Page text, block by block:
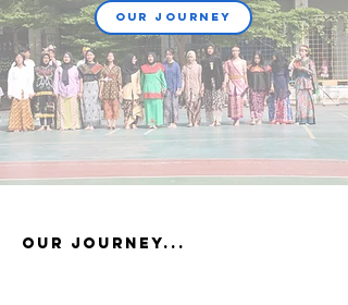
OUR JOURNEY
OUR JOURNEY...